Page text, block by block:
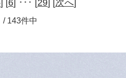
] [6] ･･･ [29] [次へ]
/ 143件中